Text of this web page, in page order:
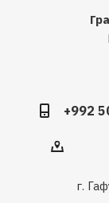
+992
г.